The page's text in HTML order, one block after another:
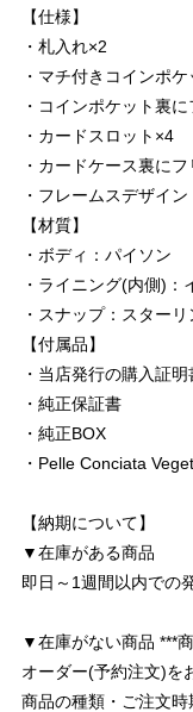
【仕様】
・札入れ×2
・マチ付きコインポケ
・コインポケット裏
・カードスロット×4
・カードケース裏に
・フレームスデザイ
【材質】
・ボディ：パイソン
・ライニング(内側)：
・スナップ：スター
【付属品】
・当店発行の購入証明
・純正保証書
・純正BOX
・Pelle Conciata
【納期について】
▼在庫がある商品
即日～1週間以内での
▼在庫がない商品 ***
オーダー(予約注文)を
商品の種類・ご注文